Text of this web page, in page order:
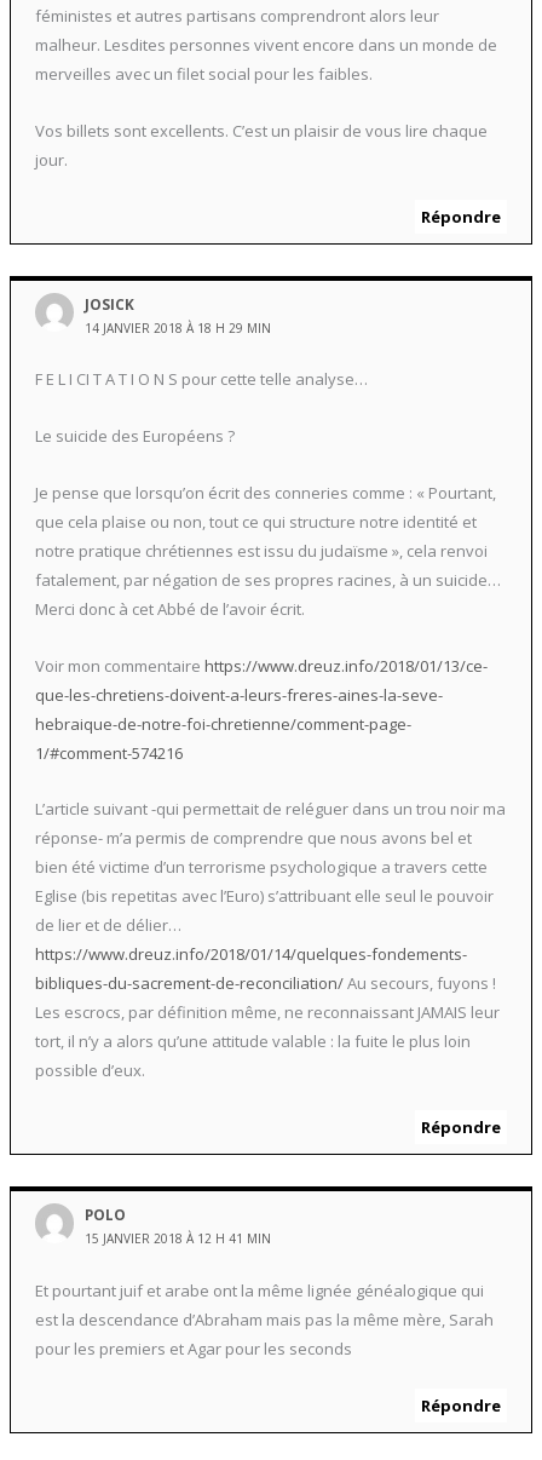
féministes et autres partisans comprendront alors leur
malheur. Lesdites personnes vivent encore dans un monde de
merveilles avec un filet social pour les faibles.
Vos billets sont excellents. C’est un plaisir de vous lire chaque
jour.
Répondre
JOSICK
14 JANVIER 2018 À 18 H 29 MIN
F E L I CI T A T I O N S pour cette telle analyse…
Le suicide des Européens ?
Je pense que lorsqu’on écrit des conneries comme : « Pourtant,
que cela plaise ou non, tout ce qui structure notre identité et
notre pratique chrétiennes est issu du judaïsme », cela renvoi
fatalement, par négation de ses propres racines, à un suicide…
Merci donc à cet Abbé de l’avoir écrit.
Voir mon commentaire https://www.dreuz.info/2018/01/13/ce-
que-les-chretiens-doivent-a-leurs-freres-aines-la-seve-
hebraique-de-notre-foi-chretienne/comment-page-
1/#comment-574216
L’article suivant -qui permettait de reléguer dans un trou noir ma
réponse- m’a permis de comprendre que nous avons bel et
bien été victime d’un terrorisme psychologique a travers cette
Eglise (bis repetitas avec l’Euro) s’attribuant elle seul le pouvoir
de lier et de délier…
https://www.dreuz.info/2018/01/14/quelques-fondements-
bibliques-du-sacrement-de-reconciliation/Au secours, fuyons !
Les escrocs, par définition même, ne reconnaissant JAMAIS leur
tort, il n’y a alors qu’une attitude valable : la fuite le plus loin
possible d’eux.
Répondre
POLO
15 JANVIER 2018 À 12 H 41 MIN
Et pourtant juif et arabe ont la même lignée généalogique qui
est la descendance d’Abraham mais pas la même mère, Sarah
pour les premiers et Agar pour les seconds
Répondre